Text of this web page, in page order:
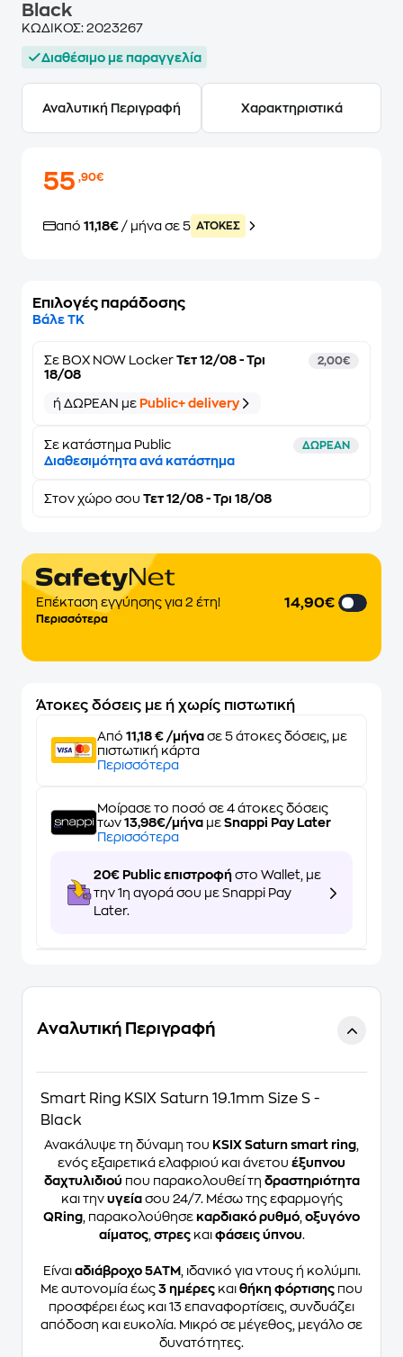
Black
ΚΩΔΙΚΟΣ: 2023267
Διαθέσιμο με παραγγελία
Αναλυτική Περιγραφή Χαρακτηριστικά
55,90€
από 11,18€ / μήνα σε 5 ATOKEΣ
Επιλογές παράδοσης
Βάλε ΤΚ
Σε BOX NOW Locker Τετ 12/08 - Τρι
18/08
2,00€
ή ΔΩΡΕΑΝ με Public+ delivery
Σε κατάστημα Public ΔΩΡΕΑΝ
Διαθεσιμότητα ανά κατάστημα
Στον χώρο σου Τετ 12/08 - Τρι 18/08
Επέκταση εγγύησης για 2 έτη!
Περισσότερα
14,90€
Άτοκες δόσεις με ή χωρίς πιστωτική
Από 11,18 € /μήνα σε 5 άτοκες δόσεις, με
πιστωτική κάρτα
Περισσότερα
Μοίρασε το ποσό σε 4 άτοκες δόσεις
των 13,98€/μήνα με Snappi Pay Later
Περισσότερα
20€ Public επιστροφή στο Wallet, με
την 1η αγορά σου με Snappi Pay
Later.
Αναλυτική Περιγραφή
Smart Ring KSIX Saturn 19.1mm Size S -
Black
Ανακάλυψε τη δύναμη του KSIX Saturn smart ring
ενός εξαιρετικά ελαφριού και άνετου έξυπνου
δαχτυλιδιού που παρακολουθεί τη δραστηριότητα
και την υγείασου 24/7. Μέσω της εφαρμογής
QRing , παρακολούθησε καρδιακό ρυθμό οξυγόνο
αίματος, στρεςκαι φάσεις ύπνου.
Είναι αδιάβροχο 5ATM
, ιδανικό για ντους ή κολύμπι.
Με αυτονομία έως 3 ημέρες και θήκη φόρτισης που
προσφέρει έως και 13 επαναφορτίσεις, συνδυάζει
απόδοση και ευκολία. Μικρό σε μέγεθος, μεγάλο σε
δυνατότητες.